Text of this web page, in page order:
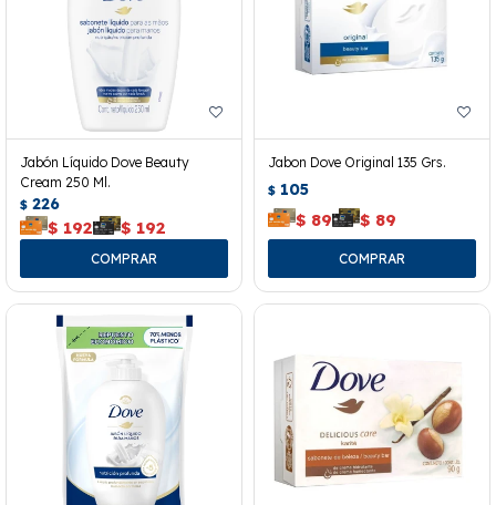
Jabón Líquido Dove Beauty
Cream 250 Ml.
$ 226
$ 192 $ 192
Jabon Dove Original 135 Grs.
$ 105
$ 89 $ 89